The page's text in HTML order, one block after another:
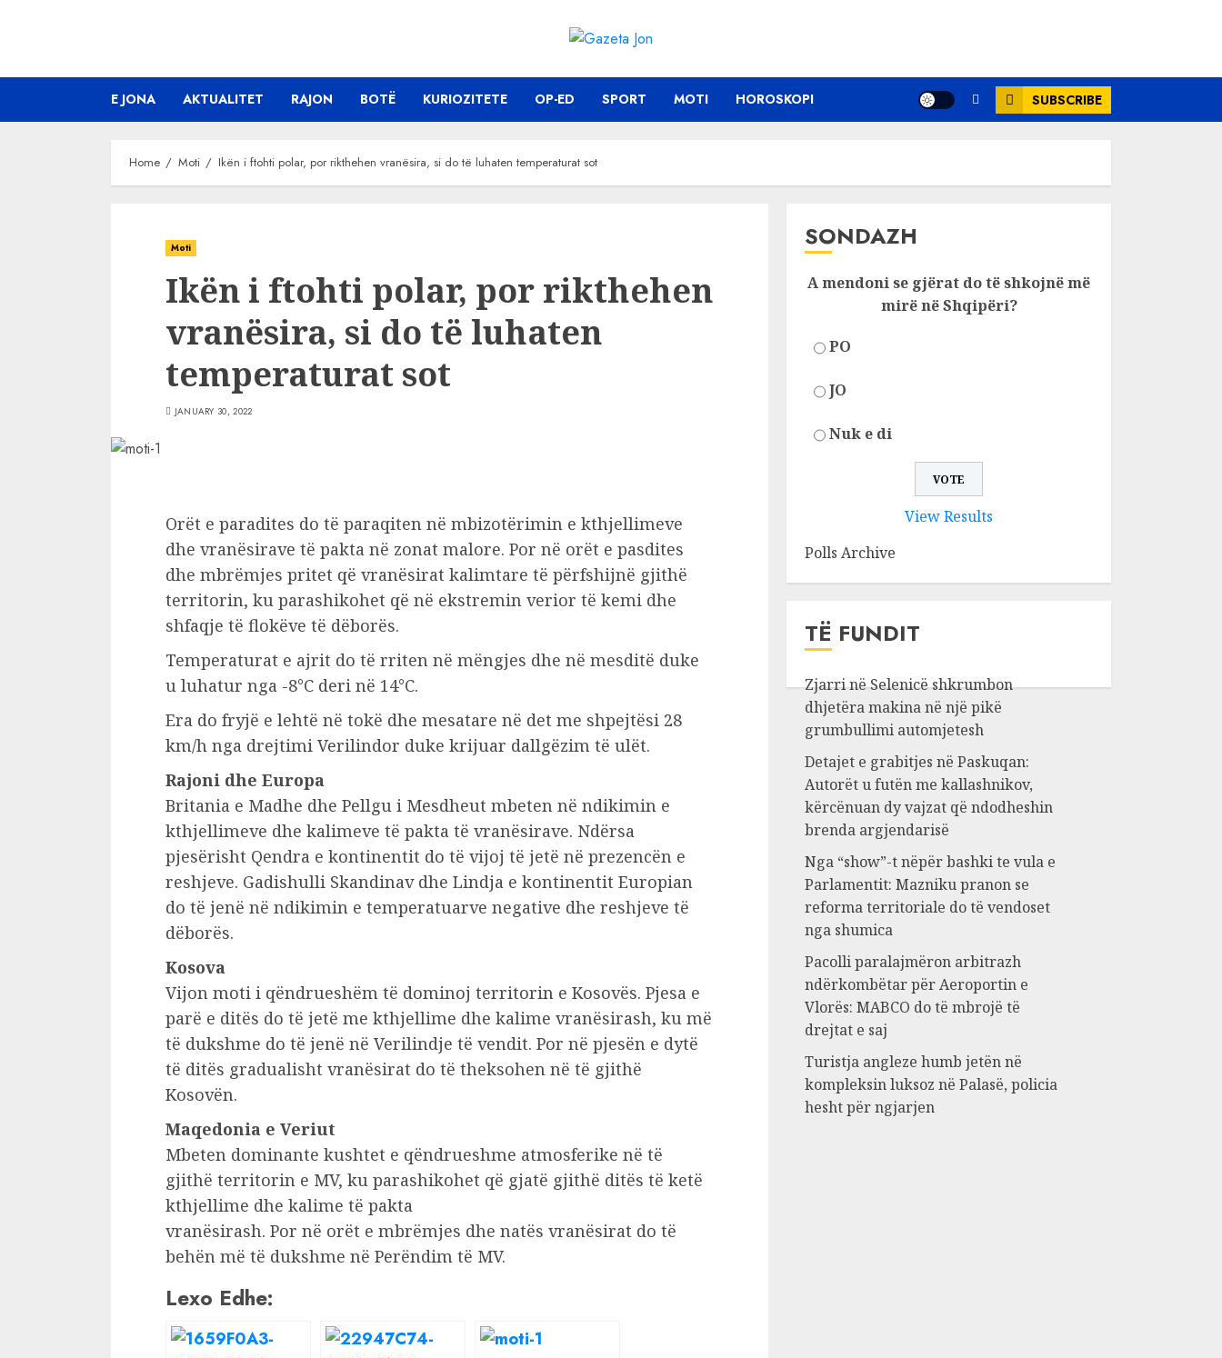
E JONA AKTUALITET RAJON BOTË KURIOZITETE OP-ED SPORT MOTI HOROSKOPI SUBSCRIBE
Home Moti Ikën i ftohti polar, por rikthehen vranësira, si do të luhaten temperaturat sot
Moti
Ikën i ftohti polar, por rikthehen
vranësira, si do të luhaten
temperaturat sot
JANUARY 30, 2022
Orët e paradites do të paraqiten në mbizotërimin e kthjellimeve
dhe vranësirave të pakta në zonat malore. Por në orët e pasdites
dhe mbrëmjes pritet që vranësirat kalimtare të përfshijnë gjithë
territorin, ku parashikohet që në ekstremin verior të kemi dhe
shfaqje të flokëve të dëborës.
Temperaturat e ajrit do të rriten në mëngjes dhe në mesditë duke
u luhatur nga -8°C deri në 14°C.
Era do fryjë e lehtë në tokë dhe mesatare në det me shpejtësi 28
km/h nga drejtimi Verilindor duke krijuar dallgëzim të ulët.
Rajoni dhe Europa
Britania e Madhe dhe Pellgu i Mesdheut mbeten në ndikimin e
kthjellimeve dhe kalimeve të pakta të vranësirave. Ndërsa
pjesërisht Qendra e kontinentit do të vijoj të jetë në prezencën e
reshjeve. Gadishulli Skandinav dhe Lindja e kontinentit Europian
do të jenë në ndikimin e temperatuarve negative dhe reshjeve të
dëborës.
Kosova
Vijon moti i qëndrueshëm të dominoj territorin e Kosovës. Pjesa e
parë e ditës do të jetë me kthjellime dhe kalime vranësirash, ku më
të dukshme do të jenë në Verilindje të vendit. Por në pjesën e dytë
të ditës gradualisht vranësirat do të theksohen në të gjithë
Kosovën.
Maqedonia e Veriut
Mbeten dominante kushtet e qëndrueshme atmosferike në të
gjithë territorin e MV, ku parashikohet që gjatë gjithë ditës të ketë
kthjellime dhe kalime të pakta
vranësirash. Por në orët e mbrëmjes dhe natës vranësirat do të
behën më të dukshme në Perëndim të MV.
Lexo Edhe:
SONDAZH
A mendoni se gjërat do të shkojnë më
mirë në Shqipëri?
PO
JO
Nuk e di
View Results
Polls Archive
TË FUNDIT
Zjarri në Selenicë shkrumbon
dhjetëra makina në një pikë
grumbullimi automjetesh
Detajet e grabitjes në Paskuqan:
Autorët u futën me kallashnikov,
kërcënuan dy vajzat që ndodheshin
brenda argjendarisë
Nga “show”-t nëpër bashki te vula e
Parlamentit: Mazniku pranon se
reforma territoriale do të vendoset
nga shumica
Pacolli paralajmëron arbitrazh
ndërkombëtar për Aeroportin e
Vlorës: MABCO do të mbrojë të
drejtat e saj
Turistja angleze humb jetën në
kompleksin luksoz në Palasë, policia
hesht për ngjarjen